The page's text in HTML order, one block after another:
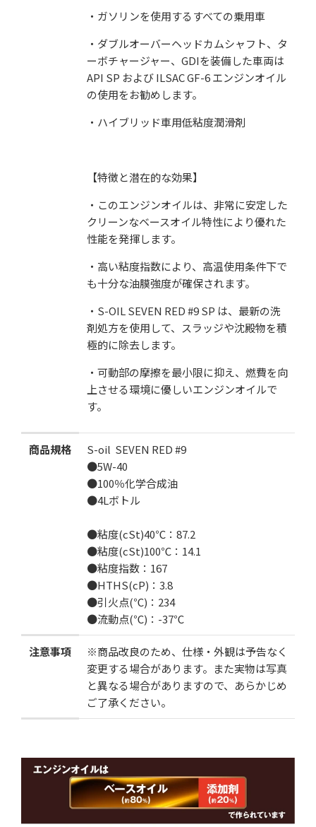
・ガソリンを使用するすべての乗用車
・ダブルオーバーヘッドカムシャフト、タ
ーボチャージャー、 GDIを装備した車両は
API SP およびILSAC GF-6エンジンオイル
の使用をお勧めします。
・ハイブリッド車用低粘度潤滑剤
【特徴と潜在的な効果】
・このエンジンオイルは、非常に安定した
クリーンなベースオイル特性により優れた
性能を発揮します。
・高い粘度指数により、高温使用条件下で
も十分な油膜強度が確保されます。
・ S-OIL SEVEN RED #9 SP は、最新の洗
剤処方を使用して、スラッジや沈殿物を積
極的に除去します。
・可動部の摩擦を最小限に抑え、燃費を向
上させる環境に優しいエンジンオイルで
す。
商品規格
S-oil SEVEN RED #9
●5W-40
●100％化学合成油
●4Lボトル
●粘度(cSt)40℃：87.2
●粘度(cSt)100℃：14.1
●粘度指数：167
●HTHS(cP)：3.8
●引火点(℃)：234
●流動点(℃)：-37℃
注意事項
※商品改良のため、仕様・外観は予告なく
変更する場合があります。また実物は写真
と異なる場合がありますので、あらかじめ
ご了承ください。